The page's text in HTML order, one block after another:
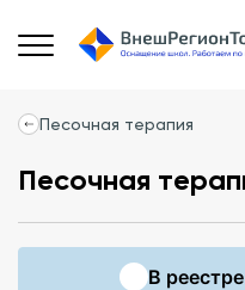
Песочная терапия
Песочная
В